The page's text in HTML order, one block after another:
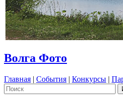
Волга Фото
Главная | События | Конкурсы |